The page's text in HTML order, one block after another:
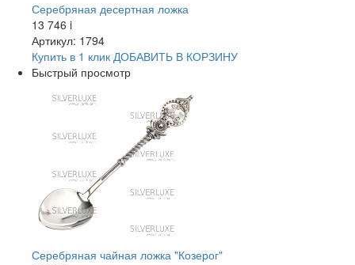
Серебряная десертная ложка
13 746 i
Артикул: 1794
Купить в 1 клик ДОБАВИТЬ В КОРЗИНУ
Быстрый просмотр
Серебряная чайная ложка "Козерог"